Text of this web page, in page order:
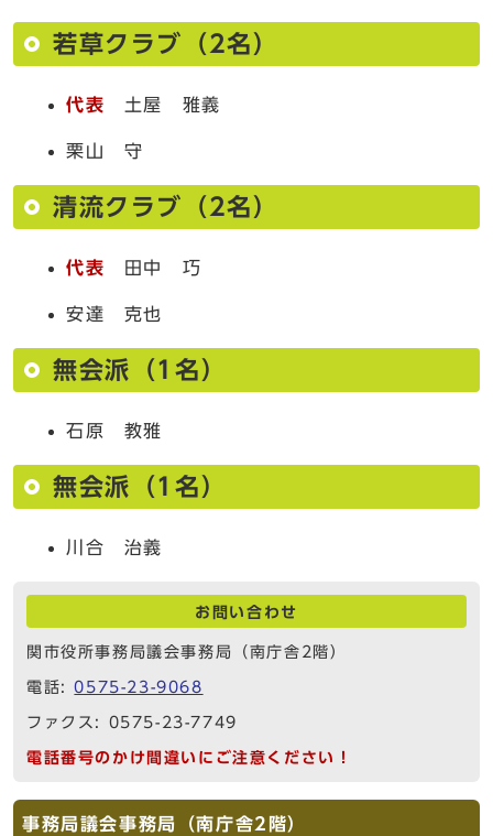
若草クラブ（2名）
代表 土屋 雅義
栗山 守
清流クラブ（2名）
代表 田中 巧
安達 克也
無会派（1名）
石原 教雅
無会派（1名）
川合 治義
お問い合わせ
関市役所事務局議会事務局（南庁舎2階）
電話:0575-23-9068
ファクス: 0575-23-7749
電話番号のかけ間違いにご注意ください！
事務局議会事務局（南庁舎2階）